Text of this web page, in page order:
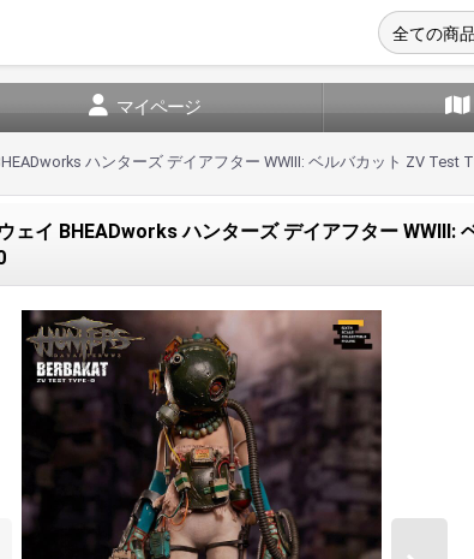
マイページ
ハンターズ デイアフター WWIII: ベルバカット ZV Test
ェイ BHEADworks ハンターズ デイアフター